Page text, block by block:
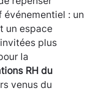
: un
un espace
plus
la
RH du
venus du